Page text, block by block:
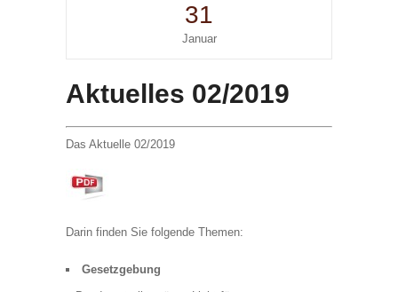
31
Januar
Aktuelles 02/2019
Das Aktuelle 02/2019
Darin finden Sie folgende Themen:
Gesetzgebung